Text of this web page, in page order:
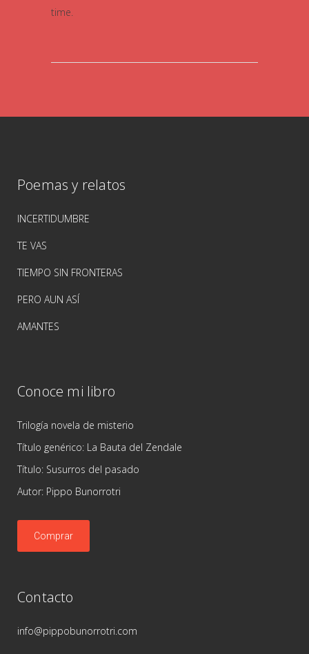
time.
Poemas y relatos
INCERTIDUMBRE
TE VAS
TIEMPO SIN FRONTERAS
PERO AUN ASÍ
AMANTES
Conoce mi libro
Trilogía novela de misterio
Título genérico: La Bauta del Zendale
Título: Susurros del pasado
Autor: Pippo Bunorrotri
Comprar
Contacto
info@pippobunorrotri.com